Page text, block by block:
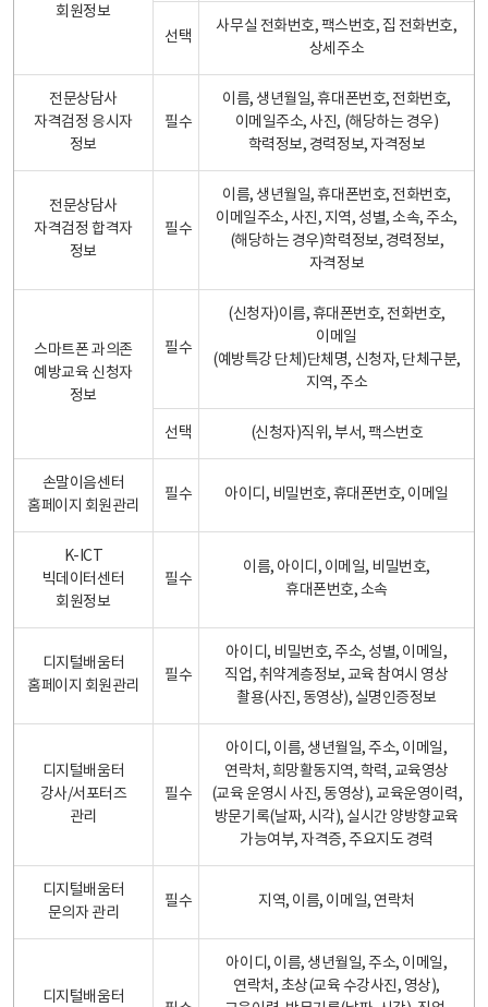
회원정보
선택
사무실 전화번호, 팩스번호, 집 전화번호,
상세주소
전문상담사
자격검정 응시자
정보
필수
이름, 생년월일, 휴대폰번호, 전화번호,
이메일주소, 사진, (해당하는 경우)
학력정보, 경력정보, 자격정보
전문상담사
자격검정 합격자
정보
필수
이름, 생년월일, 휴대폰번호, 전화번호,
이메일주소, 사진, 지역, 성별, 소속, 주소,
(해당하는 경우)학력정보, 경력정보,
자격정보
스마트폰 과의존
예방교육 신청자
정보
필수
(신청자)이름, 휴대폰번호, 전화번호,
이메일
(예방특강 단체)단체명, 신청자, 단체구분,
지역, 주소
선택 (신청자)직위, 부서, 팩스번호
손말이음센터
홈페이지 회원관리
필수 아이디, 비밀번호, 휴대폰번호, 이메일
K-ICT
빅데이터센터
회원정보
필수
이름, 아이디, 이메일, 비밀번호,
휴대폰번호, 소속
디지털배움터
홈페이지 회원관리
필수
아이디, 비밀번호, 주소, 성별, 이메일,
직업, 취약계층정보, 교육 참여시 영상
촬용(사진, 동영상), 실명인증정보
디지털배움터
강사/서포터즈
관리
필수
아이디, 이름, 생년월일, 주소, 이메일,
연락처, 희망활동지역, 학력, 교육영상
(교육 운영시 사진, 동영상), 교육운영이력,
방문기록(날짜, 시각), 실시간 양방향교육
가능여부, 자격증, 주요지도 경력
디지털배움터
문의자 관리
필수 지역, 이름, 이메일, 연락처
디지털배움터
아이디, 이름, 생년월일, 주소, 이메일,
연락처, 초상(교육 수강사진, 영상),